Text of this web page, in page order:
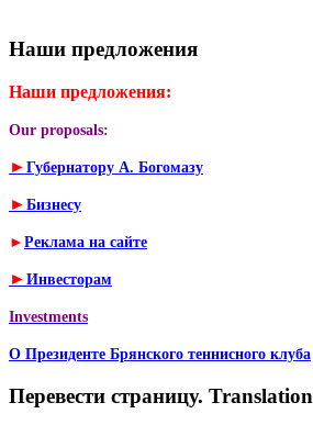
Наши предложения
Наши предложения:
Our proposals:
► Губернатору А. Богомазу
► Бизнесу
► Реклама на сайте
► Инвесторам
Investments
О Президенте Брянского теннисного клуба
Перевести страницу. Translation